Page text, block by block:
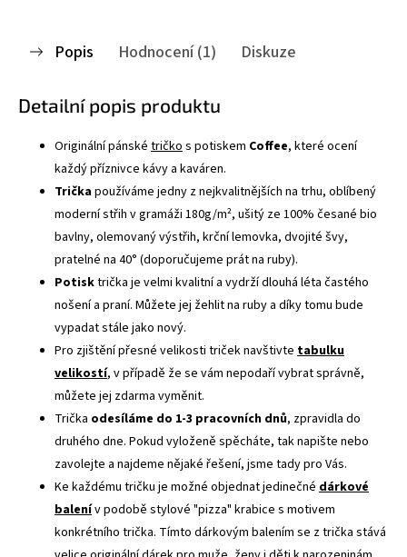
Popis Hodnocení (1) Diskuze
Detailní popis produktu
Originální pánské tričko s potiskem Coffee, které ocení
každý příznivce kávy a kaváren.
Tričkapoužíváme jedny z nejkvalitnějších na trhu, oblíbený
moderní střih v gramáži 180g/m², ušitý ze 100% česané bio
bavlny, olemovaný výstřih, krční lemovka, dvojité švy,
pratelné na 40° (doporučujeme prát na ruby).
Potisktrička je velmi kvalitní a vydrží dlouhá léta častého
nošení a praní. Můžete jej žehlit na ruby a díky tomu bude
vypadat stále jako nový.
Pro zjištění přesné velikosti triček navštivte tabulku
velikostí, v případě že se vám nepodaří vybrat správně,
můžete jej zdarma vyměnit.
Trička odesíláme do 1-3 pracovních dnů, zpravidla do
druhého dne. Pokud vyloženě spěcháte, tak napište nebo
zavolejte a najdeme nějaké řešení, jsme tady pro Vás.
Ke každému tričku je možné objednat jedinečné dárkové
balenív podobě stylové "pizza" krabice s motivem
konkrétního trička. Tímto dárkovým balením se z trička stává